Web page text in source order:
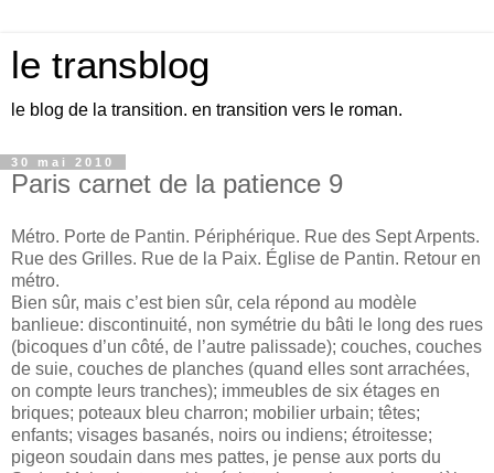
le transblog
le blog de la transition. en transition vers le roman.
30 mai 2010
Paris carnet de la patience 9
Métro. Porte de Pantin. Périphérique. Rue des Sept Arpents.
Rue des Grilles. Rue de la Paix. Église de Pantin. Retour en
métro.
Bien sûr, mais c’est bien sûr, cela répond au modèle
banlieue: discontinuité, non symétrie du bâti le long des rues
(bicoques d’un côté, de l’autre palissade); couches, couches
de suie, couches de planches (quand elles sont arrachées,
on compte leurs tranches); immeubles de six étages en
briques; poteaux bleu charron; mobilier urbain; têtes;
enfants; visages basanés, noirs ou indiens; étroitesse;
pigeon soudain dans mes pattes, je pense aux ports du